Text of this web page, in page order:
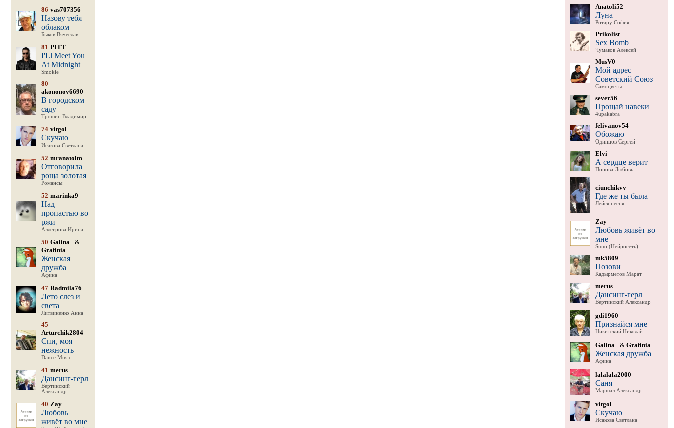
86 vas707356
Назову тебя
облаком
Быков Вячеслав
81 PITT
I'Ll Meet You
At Midnight
Smokie
80
akononov6690
В городском
саду
Трошин Владимир
74 vitgol
Скучаю
Исакова Светлана
52 mranatolm
Отговорила
роща золотая
Романсы
52 marinka9
Над
пропастью во
ржи
Аллегрова Ирина
50 Galina_
&
Grafinia
Женская
дружба
Афина
47 Radmila76
Лето слез и
света
Литвиненко Анна
45
Arturchik2804
Спи, моя
нежность
Dance Music
41 merus
Дансинг-герл
Вертинский
Александр
40 Zay
Любовь
живёт во мне
Anatoli52
Луна
Ротару София
Prikolist
Sex Bomb
Чумаков Алексей
MusV0
Мой адрес
Советский Союз
Самоцветы
sever56
Прощай навеки
4upakabra
felivanov54
Обожаю
Одинцов Сергей
Elvi
А сердце верит
Попова Любовь
ciunchikvv
Где же ты была
Лейся песня
Zay
Любовь живёт во
мне
Suno (Нейросеть)
mk5809
Позови
Кадырметов Марат
merus
Дансинг-герл
Вертинский Александр
gdi1960
Признайся мне
Никитский Николай
Galina_ & Grafinia
Женская дружба
Афина
lalalala2000
Саня
Маршал Александр
vitgol
Скучаю
Исакова Светлана